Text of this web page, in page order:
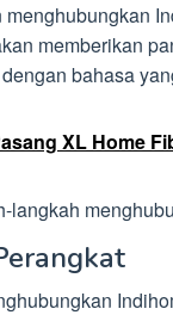
memberikan
bahasa
XL Home
langkah